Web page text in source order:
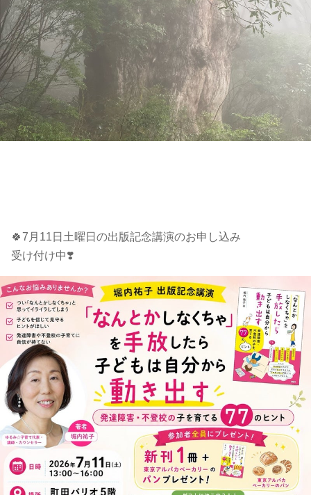
🍀7月11日土曜日の出版記念講演のお申し込み
受け付け中❣️